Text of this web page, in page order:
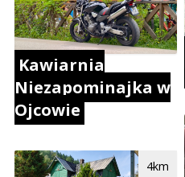
Kawiarnia
Niezapominajka w
Ojcowie
4km